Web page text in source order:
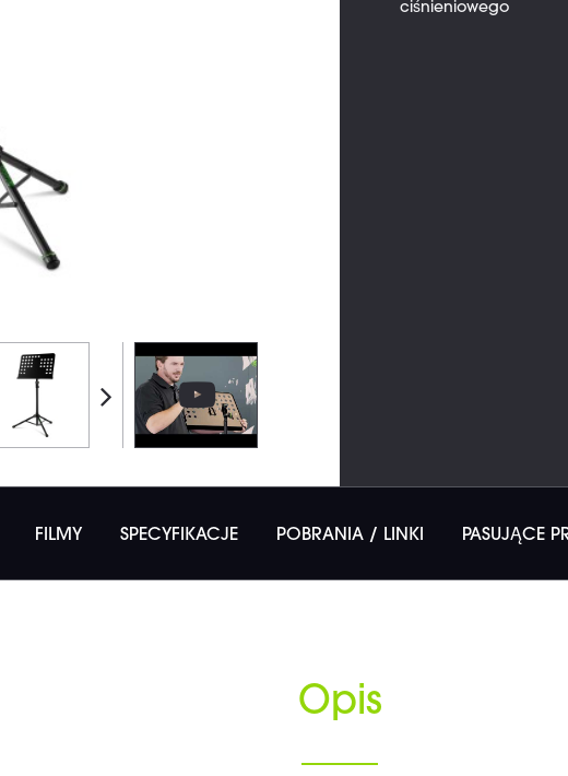
ciśnieniowego
FILMY SPECYFIKACJE POBRANIA / LINKI PASUJĄCE
Opis